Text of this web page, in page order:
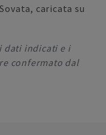
caricata su
dati indicati e i
confermato dal